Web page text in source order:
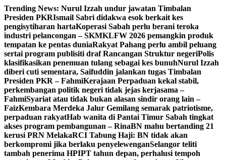
Skip
to
content
Trending News: Nurul Izzah undur jawatan Timbalan
Presiden PKRIsmail Sabri didakwa esok berkait kes
pengisytiharan hartaKoperasi Sabah perlu berani teroka
industri pelancongan – SKMKLFW 2026 pemangkin produk
tempatan ke pentas duniaRakyat Pahang perlu ambil peluang
sertai program publisiti draf Rancangan Struktur negeriPolis
klasifikasikan penemuan tulang sebagai kes bunuhNurul Izzah
diberi cuti sementara, Saifuddin jalankan tugas Timbalan
Presiden PKR – FahmiKerajaan Perpaduan kekal stabil,
perkembangan politik negeri tidak jejas kerjasama –
FahmiSyariat atau tidak bukan alasan sindir orang lain –
FaizKembara Merdeka Jalur Gemilang semarak patriotisme,
perpaduan rakyatHab wanita di Pantai Timur Sabah tingkat
akses program pembangunan – RinaBN mahu bertanding 21
kerusi PRN MelakaRCI Tabung Haji: BN tidak akan
berkompromi jika berlaku penyelewenganSelangor teliti
tambah penerima HPIPT tahun depan, perhalusi tempoh